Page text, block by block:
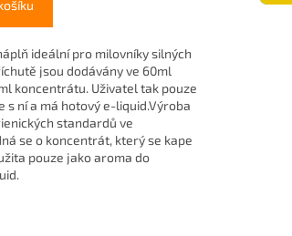
ideální pro milovníky silných
jsou dodávány ve 60ml
koncentrátu. Uživatel tak pouze
s ní a má hotový e-liquid.Výroba
standardů ve
se o koncentrát, který se kape
pouze jako aroma do